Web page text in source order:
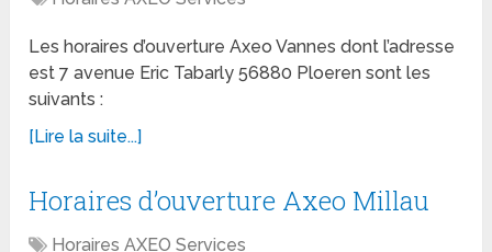
Les horaires d’ouverture Axeo Vannes dont l’adresse
est 7 avenue Eric Tabarly 56880 Ploeren sont les
suivants :
[Lire la suite...]
Horaires d’ouverture Axeo Millau
Horaires AXEO Services